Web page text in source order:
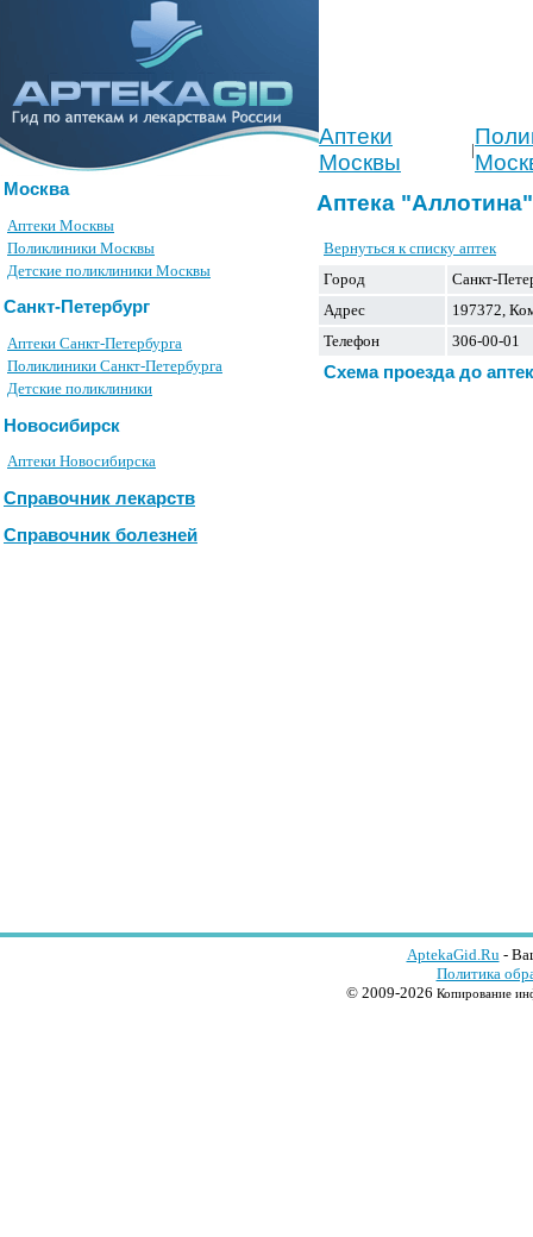
Аптеки
Москвы
|
Москва
Аптеки Москвы
Поликлиники Москвы
Детские поликлиники Москвы
Санкт-Петербург
Аптеки Санкт-Петербурга
Поликлиники Санкт-Петербурга
Детские поликлиники
Новосибирск
Аптеки Новосибирска
Справочник лекарств
Справочник болезней
Аптека "Аллотина"
Вернуться к списку аптек
Город
Санкт-
Адрес
197372,
Телефон
306-00-01
Схема проезда до
AptekaGid.Ru-
Политика
© 2009-2026 Копирование